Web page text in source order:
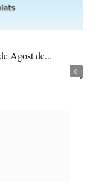
Agost de...
0